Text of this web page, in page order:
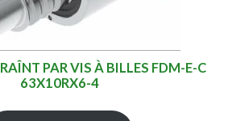
PAR VIS À BILLES FDM-E-C
63X10RX6-4